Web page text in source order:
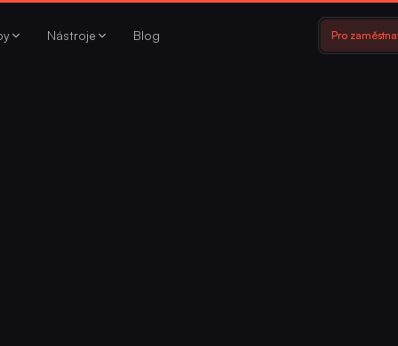
Nástroje Blog Pro